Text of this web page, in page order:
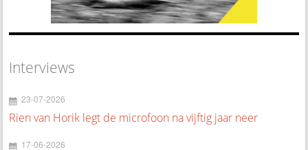
Interviews
23-07-2026
Rien van Horik legt de microfoon na vijftig jaar neer
17-06-2026